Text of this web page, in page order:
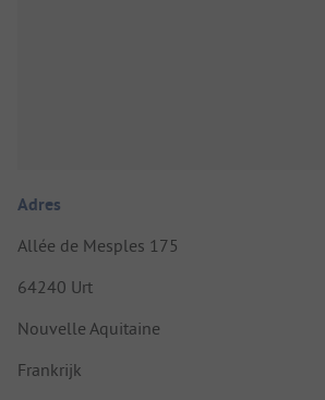
Adres
Allée de Mesples 175
64240 Urt
Nouvelle Aquitaine
Frankrijk